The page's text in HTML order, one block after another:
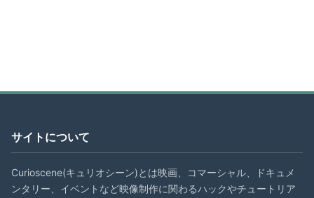
サイトについて
Curioscene(キュリオシーン)とは映画、コマーシャル、ドキュメ
ンタリー、イベントなど映像制作に関わるハックやチュートリア